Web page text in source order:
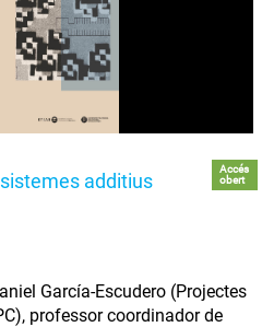
additius
Accés
obert
García-Escudero (Projectes
professor coordinador de